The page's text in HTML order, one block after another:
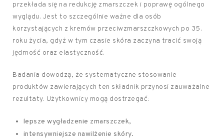
przekłada się na redukcję zmarszczek i poprawę ogólnego
wyglądu. Jest to szczególnie ważne dla osób
korzystających z kremów przeciwzmarszczkowych po 35.
roku życia, gdyż w tym czasie skóra zaczyna tracić swoją
jędrność oraz elastyczność.
Badania dowodzą, że systematyczne stosowanie
produktów zawierających ten składnik przynosi zauważalne
rezultaty. Użytkownicy mogą dostrzegać:
lepsze wygładzenie zmarszczek,
intensywniejsze nawilżenie skóry.